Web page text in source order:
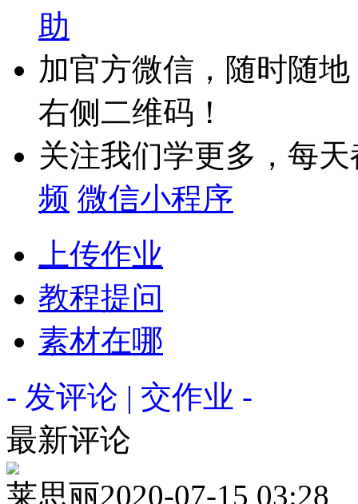
助
加官方微信，随时随
右侧二维码！
关注我们学更多，每
频 微信小程序
上传作业
教程提问
素材在哪
- 发评论 | 交作业 -
最新评论
莱思丽2020-07-15 03:28